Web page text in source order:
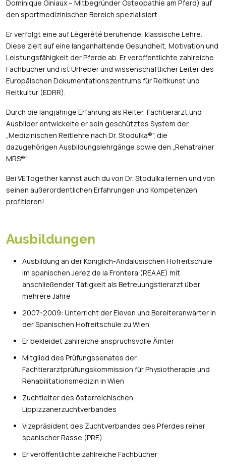
Dominique Giniaux – Mitbegründer Osteopathie am Pferd) auf
den sportmedizinischen Bereich spezialisiert.
Er verfolgt eine auf Légerèté beruhende, klassische Lehre.
Diese zielt auf eine langanhaltende Gesundheit, Motivation und
Leistungsfähigkeit der Pferde ab. Er veröffentlichte zahlreiche
Fachbücher und ist Urheber und wissenschaftlicher Leiter des
Europäischen Dokumentationszentrums für Reitkunst und
Reitkultur (EDRR).
Durch die langjährige Erfahrung als Reiter, Fachtierarzt und
Ausbilder entwickelte er sein geschütztes System der
„Medizinischen Reitlehre nach Dr. Stodulka®", die
dazugehörigen Ausbildungslehrgänge sowie den „Rehatrainer
MRS®".
Bei VETogether kannst auch du von Dr. Stodulka lernen und von
seinen außerordentlichen Erfahrungen und Kompetenzen
profitieren!
Ausbildungen
Ausbildung an der Königlich-Andalusischen Hofreitschule
im spanischen Jerez de la Frontera (REAAE) mit
anschließender Tätigkeit als Betreuungstierarzt über
mehrere Jahre
2007-2009: Unterricht der Eleven und Bereiteranwärter in
der Spanischen Hofreitschule zu Wien
Er bekleidet zahlreiche anspruchsvolle Ämter
Mitglied des Prüfungssenates der
Fachtierarztprüfungskommission für Physiotherapie und
Rehabilitationsmedizin in Wien
Zuchtleiter des österreichischen
Lippizzanerzuchtverbandes
Vizepräsident des Zuchtverbandes des Pferdes reiner
spanischer Rasse (PRE)
Er veröffentlichte zahlreiche Fachbücher